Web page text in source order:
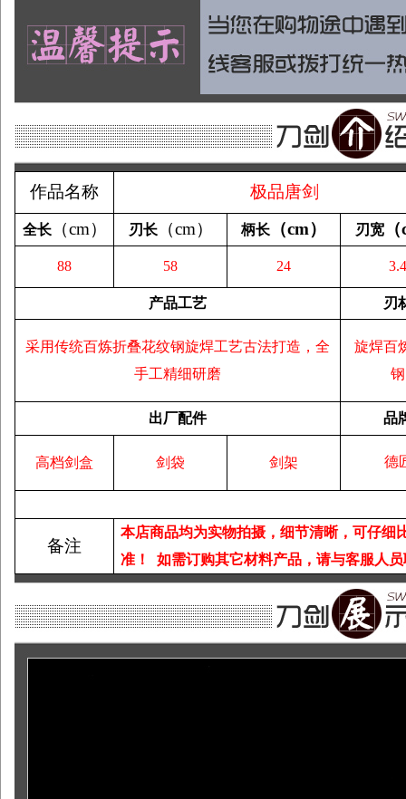
作品名称 极品唐剑
全长（cm） 刃长（cm） 柄长 （cm） 刃宽（
88 58 24 3.4
产品工艺 刃
采用传统百炼折叠花纹钢旋焊工艺古法打造，全
手工精细研磨
旋焊百
钢
出厂配件 品
高档剑盒 剑袋 剑架 德
备注
本店商品均为实物拍摄，细节清晰，可仔细
准！
如需订购其它材料产品，请与客服人